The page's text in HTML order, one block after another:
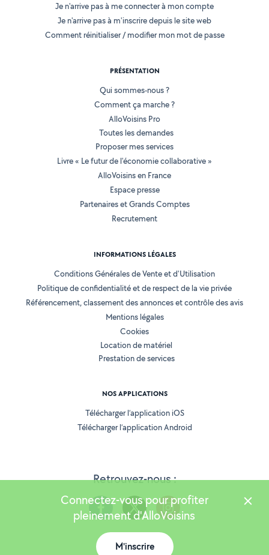
Retrouvez-nous :
Je n'arrive pas à me connecter à mon compte
Je n'arrive pas à m'inscrire depuis le site web
Comment réinitialiser / modifier mon mot de passe
PRÉSENTATION
Qui sommes-nous ?
Comment ça marche ?
AlloVoisins Pro
Toutes les demandes
Proposer mes services
Livre « Le futur de l'économie collaborative »
AlloVoisins en France
Espace presse
Partenaires et Grands Comptes
Recrutement
INFORMATIONS LÉGALES
Conditions Générales de Vente et d'Utilisation
Politique de confidentialité et de respect de la vie privée
Référencement, classement des annonces et contrôle des avis
Mentions légales
Cookies
Location de matériel
Prestation de services
NOS APPLICATIONS
Télécharger l’application iOS
Télécharger l’application Android
Version 25.5.2
Connectez-vous pour profiter
pleinement d'AlloVoisins
M'inscrire